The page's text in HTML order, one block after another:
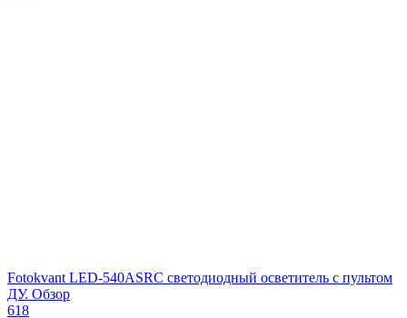
Fotokvant LED-540ASRC светодиодный осветитель с пультом
ДУ. Обзор
618